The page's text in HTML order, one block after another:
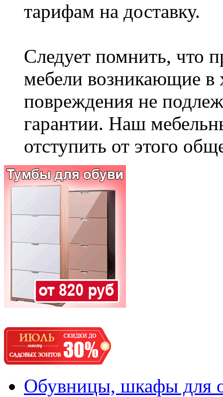
тарифам на доставку.
Следует помнить, что
мебели возникающие в
повреждения не
гарантии. Наш
отступить от этого
Обувницы, шкафы для